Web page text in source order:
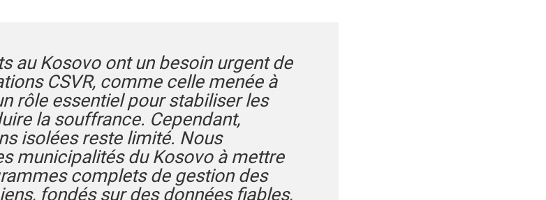
au Kosovo ont un besoin urgent de
CSVR, comme celle menée à
rôle essentiel pour stabiliser les
la souffrance. Cependant,
isolées reste limité. Nous
municipalités du Kosovo à mettre
complets de gestion des
fondés sur des données fiables,